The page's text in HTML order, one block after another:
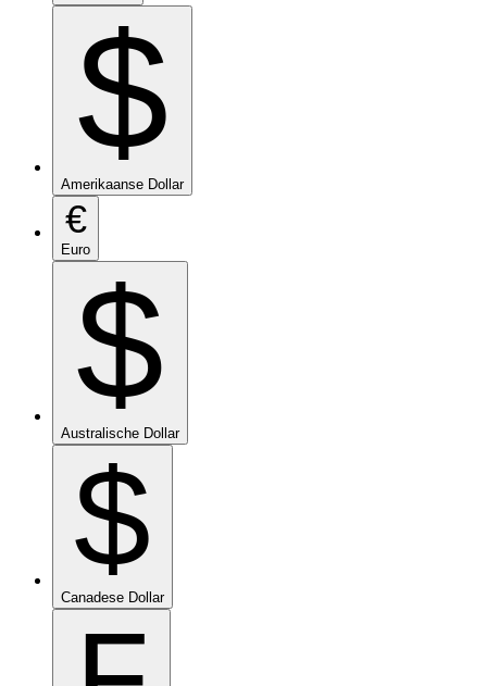
$
Amerikaanse Dollar
€
Euro
$
Australische Dollar
$
Canadese Dollar